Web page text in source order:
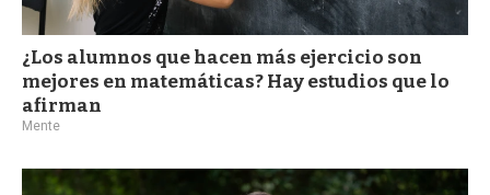
¿Los alumnos que hacen más ejercicio son
mejores en matemáticas? Hay estudios que lo
afirman
Mente